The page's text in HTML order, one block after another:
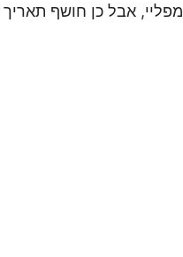
אבל כן חושף תאריך